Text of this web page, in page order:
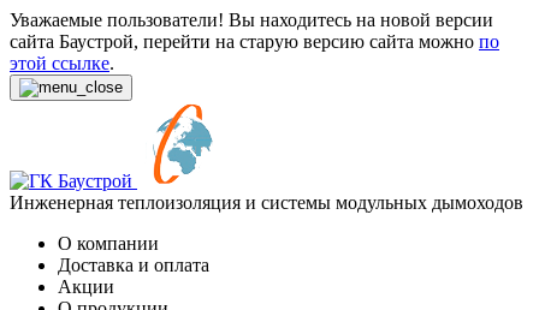
Уважаемые пользователи! Вы находитесь на новой версии
сайта Баустрой, перейти на старую версию сайта можно по
этой ссылке.
Инженерная теплоизоляция и системы модульных дымоходов
О компании
Доставка и оплата
Акции